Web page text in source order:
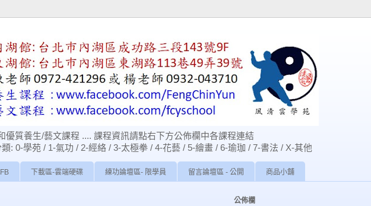
優質養生/藝文課程 .... 課程資訊請點右下方公佈欄中各課程連結
: 0-學苑 / 1-氣功 / 2-經絡 / 3-太極拳 / 4-花藝 / 5-繪畫 / 6-瑜珈 / 7-書法 / X-其他
下載區-雲端硬碟 練功論壇區- 限學員 留言論壇區 - 公開 商品小舖
公佈欄